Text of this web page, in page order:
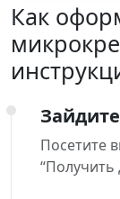
Как
Посетите
“Получить